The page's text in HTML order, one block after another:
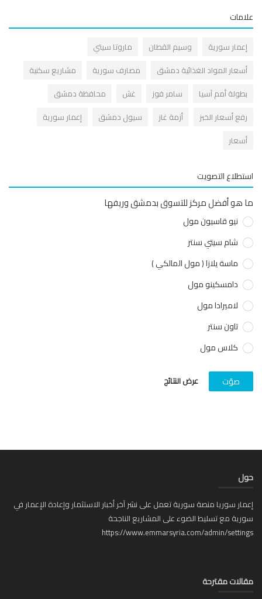
سورية وسيم القطان
ماروتا سيتي
المواد الغذائية دمشق
مصارف سورية
مشاريع سكنية
أمم آسيا
سامر فوز
محافظة دمشق
أسعار الخبز
أزمة غاز سيول دمشق
إعمار سورية
التصويت
أفضل مركز للتسوق بدمشق وريفها
نيو قاسيون مول
شام سيتي سنتر
ماسة يلازا ( مول المالكي )
دامسكينو مول
لاميرادا مول
تاون سنتر
كلاس مول
عرض النتائج
سوريا منصة سورية تعمل على نشر آخر أخبار الاستثمار وإعادة الإعمار في
مع تسليط الضوء على المشاريع الناجحة
https://www.emmarsyria.com/admin/
مقترحة